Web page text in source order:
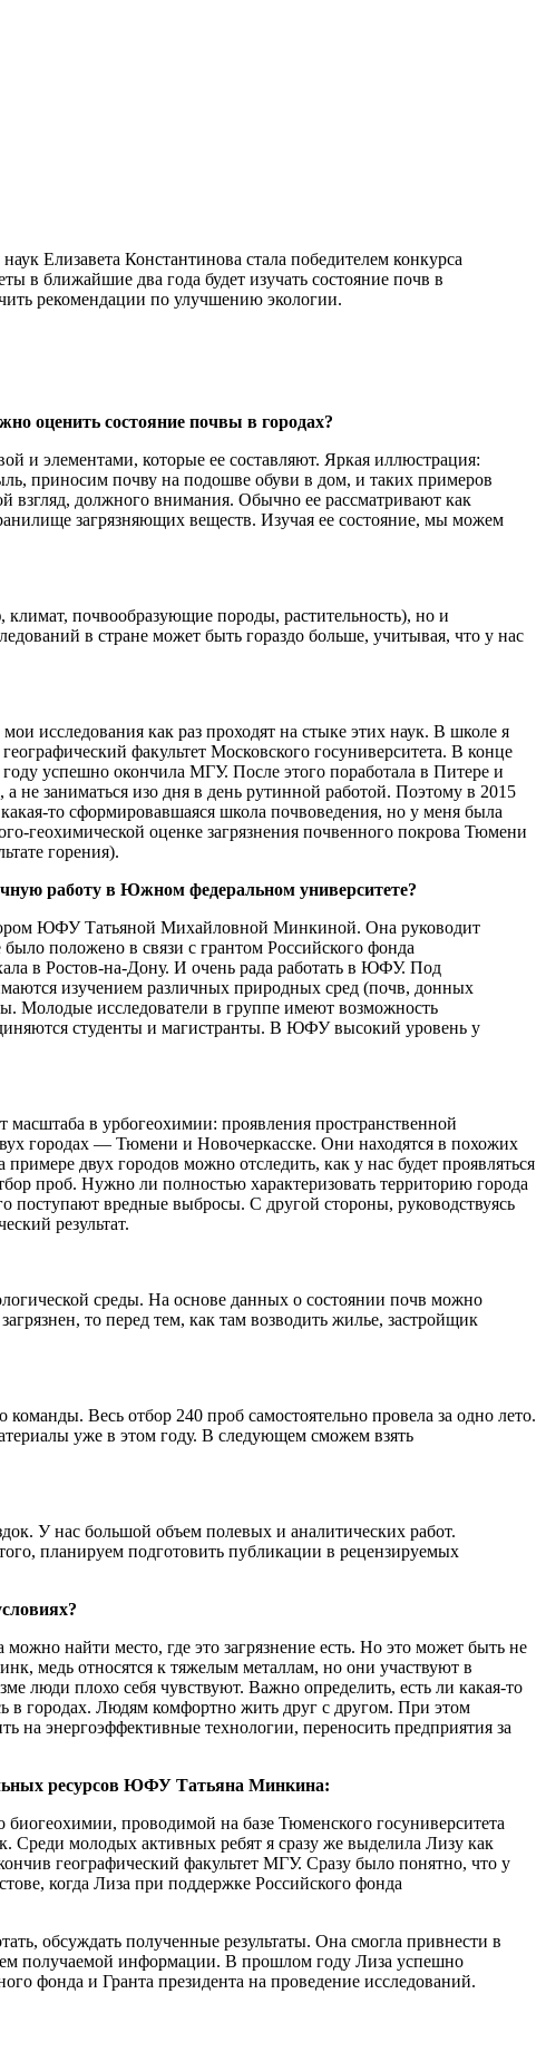
Елизавета Константинова стала победителем конкурса
в ближайшие два года будет изучать состояние почв в
рекомендации по улучшению экологии.
оценить состояние почвы в городах?
и элементами, которые ее составляют. Яркая иллюстрация:
приносим почву на подошве обуви в дом, и таких примеров
взгляд, должного внимания. Обычно ее рассматривают как
загрязняющих веществ. Изучая ее состояние, мы можем
почвообразующие породы, растительность), но и
в стране может быть гораздо больше, учитывая, что у нас
исследования как раз проходят на стыке этих наук. В школе я
факультет Московского госуниверситета. В конце
успешно окончила МГУ. После этого поработала в Питере и
не заниматься изо дня в день рутинной работой. Поэтому в 2015
то сформировавшаяся школа почвоведения, но у меня была
геохимической оценке загрязнения почвенного покрова Тюмени
горения).
работу в Южном федеральном университете?
ЮФУ Татьяной Михайловной Минкиной. Она руководит
положено в связи с грантом Российского фонда
в Ростов-на-Дону. И очень рада работать в ЮФУ. Под
изучением различных природных сред (почв, донных
Молодые исследователи в группе имеют возможность
студенты и магистранты. В ЮФУ высокий уровень у
в урбогеохимии: проявления пространственной
городах — Тюмени и Новочеркасске. Они находятся в похожих
двух городов можно отследить, как у нас будет проявляться
проб. Нужно ли полностью характеризовать территорию города
поступают вредные выбросы. С другой стороны, руководствуясь
результат.
среды. На основе данных о состоянии почв можно
то перед тем, как там возводить жилье, застройщик
Весь отбор 240 проб самостоятельно провела за одно лето.
уже в этом году. В следующем сможем взять
У нас большой объем полевых и аналитических работ.
планируем подготовить публикации в рецензируемых
найти место, где это загрязнение есть. Но это может быть не
медь относятся к тяжелым металлам, но они участвуют в
люди плохо себя чувствуют. Важно определить, есть ли какая-то
в городах. Людям комфортно жить друг с другом. При этом
на энергоэффективные технологии, переносить предприятия за
ресурсов ЮФУ Татьяна Минкина:
проводимой на базе Тюменского госуниверситета
Среди молодых активных ребят я сразу же выделила Лизу как
географический факультет МГУ. Сразу было понятно, что у
когда Лиза при поддержке Российского фонда
обсуждать полученные результаты. Она смогла привнести в
получаемой информации. В прошлом году Лиза успешно
фонда и Гранта президента на проведение исследований.